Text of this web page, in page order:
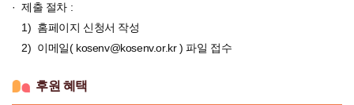
제출 절차 :
홈페이지 신청서 작성
이메일( kosenv@kosenv.or.kr) 파일 접수
후원 혜택